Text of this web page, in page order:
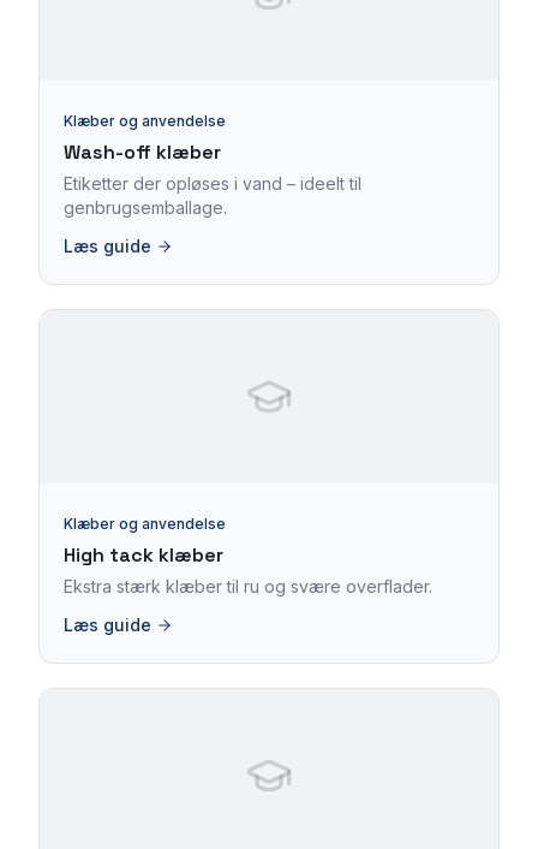
Klæber og anvendelse
Wash-off klæber
Etiketter der opløses i vand – ideelt til
genbrugsemballage.
Læs guide
Klæber og anvendelse
High tack klæber
Ekstra stærk klæber til ru og svære overflader.
Læs guide